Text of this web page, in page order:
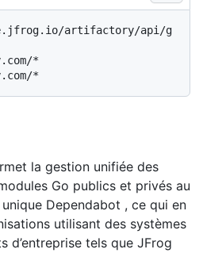
artifactory/api/g
*
la gestion unifiée des
Go publics et privés au
Dependabot , ce qui en
utilisant des systèmes
d’entreprise tels que JFrog